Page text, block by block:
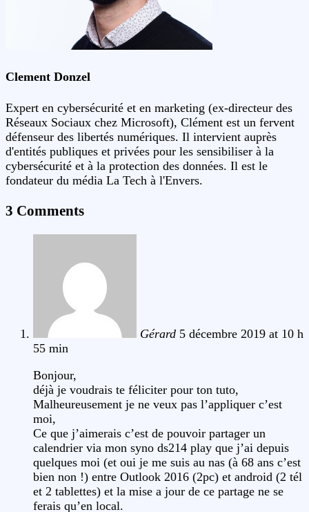
Clement Donzel
Expert en cybersécurité et en marketing (ex-directeur des
Réseaux Sociaux chez Microsoft), Clément est un fervent
défenseur des libertés numériques. Il intervient auprès
d'entités publiques et privées pour les sensibiliser à la
cybersécurité et à la protection des données. Il est le
fondateur du média La Tech à l'Envers.
3 Comments
Gérard 5 décembre 2019 at 10 h
55 min
Bonjour,
déjà je voudrais te féliciter pour ton tuto,
Malheureusement je ne veux pas l’appliquer c’est
moi,
Ce que j’aimerais c’est de pouvoir partager un
calendrier via mon syno ds214 play que j’ai depuis
quelques moi (et oui je me suis au nas (à 68 ans c’est
bien non !) entre Outlook 2016 (2pc) et android (2 tél
et 2 tablettes) et la mise a jour de ce partage ne se
ferais qu’en local.